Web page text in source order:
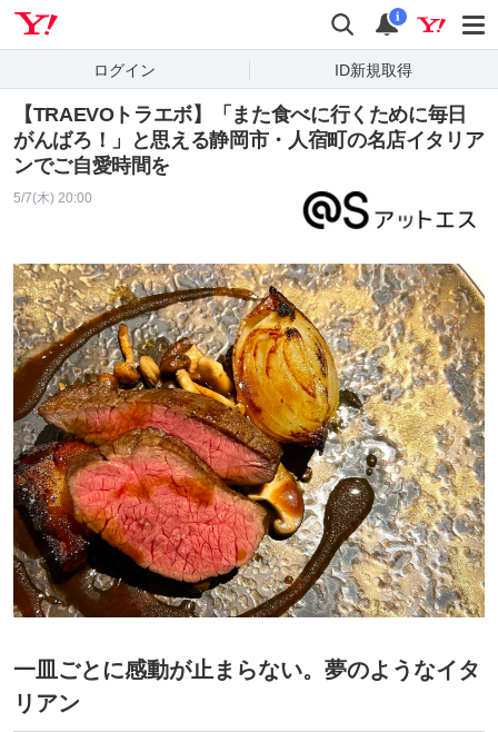
検索 通知
i
ログイン ID新規取得
【TRAEVOトラエボ】「また食べに行くために毎日
がんばろ！」と思える静岡市・人宿町の名店イタリア
ンでご自愛時間を
5/7(木) 20:00
一皿ごとに感動が止まらない。夢のようなイタ
リアン